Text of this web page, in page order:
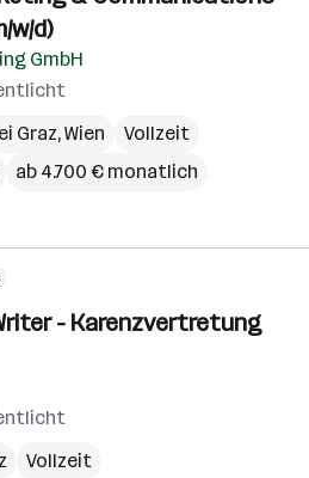
w/d)
GmbH
Graz,Wien
Vollzeit
ab 4.700 € monatlich
- Karenzvertretung
Vollzeit